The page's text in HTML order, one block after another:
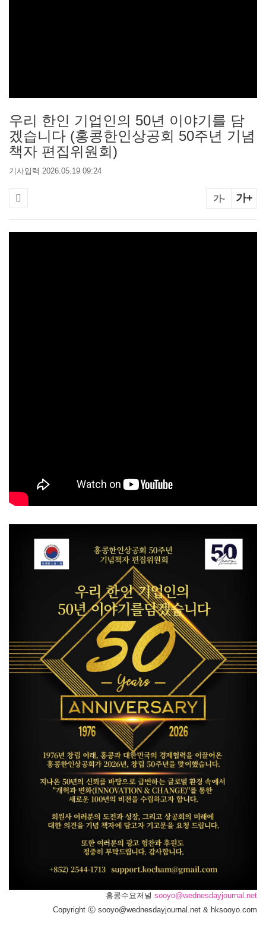
우리 한인 기업인의 50년 이야기를 담
겠습니다 (홍콩한인상공회 50주년 기념
책자 편집위원회)
기사입력 2026.05.19 09:24
가- 가+
홍콩수요저널 sooyo@wednesdayjournal.net
Copyright ⓒ sooyo@wednesdayjournal.net & hksooyo.com